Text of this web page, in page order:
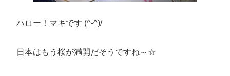
ハロー！マキです (^-^)/
日本はもう桜が満開だそうですね～☆